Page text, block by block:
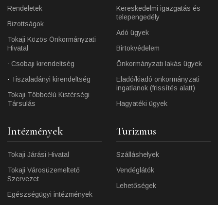
Rendeletek
Bizottságok
Tokaji Közös Önkormányzati
Hivatal
Csobaji kirendeltség
Tiszaladányi kirendeltség
Tokaji Többcélú Kistérségi
Társulás
Kereskedelmi igazgatás és
telepengedély
Adó ügyek
Birtokvédelem
Önkormányzati lakás ügyek
Eladó/kiadó önkormányzati
ingatlanok (frissítés alatt)
Hagyatéki ügyek
Intézmények
Tokaji Járási Hivatal
Tokaji Városüzemeltető
Szervezet
Egészségügyi intézmények
Turizmus
Szálláshelyek
Vendéglátók
Lehetőségek